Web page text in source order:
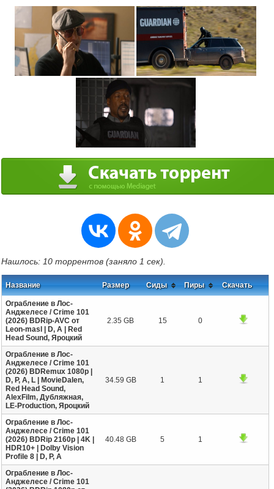
Нашлось: 10 торрентов (заняло 1 сек).
Название Размер Сиды Пиры Скачать
Ограбление в Лос-
Анджелесе / Crime 101
(2026) BDRip-AVC от
Leon-masl | D, A | Red
Head Sound, Яроцкий
2.35 GB 15 0
Ограбление в Лос-
Анджелесе / Crime 101
(2026) BDRemux 1080p |
D, P, A, L | MovieDalen,
Red Head Sound,
AlexFilm, Дубляжная,
LE-Production, Яроцкий
34.59 GB 1 1
Ограбление в Лос-
Анджелесе / Crime 101
(2026) BDRip 2160p | 4K |
HDR10+ | Dolby Vision
Profile 8 | D, P, A
40.48 GB 5 1
Ограбление в Лос-
Анджелесе / Crime 101